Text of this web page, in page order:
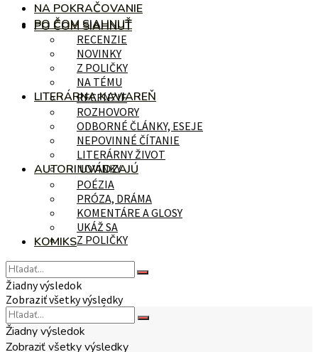
PO ČOM SIAHNUŤ
RECENZIE
NOVINKY
Z POLIČKY
NA TÉMU
NA POKRAČOVANIE
PO ČOM SIAHNUŤ
RECENZIE
NOVINKY
Z POLIČKY
NA TÉMU
LITERÁRNA KAVIAREŇ
ROZHOVORY
ODBORNÉ ČLÁNKY, ESEJE
NEPOVINNÉ ČÍTANIE
LITERÁRNY ŽIVOT
AUTORI UVÁDZAJÚ
POÉZIA
PRÓZA, DRÁMA
KOMENTÁRE A GLOSY
UKÁŽ SA
KOMIKS
Žiadny výsledok
Zobraziť všetky výsledky
Žiadny výsledok
Zobraziť všetky výsledky